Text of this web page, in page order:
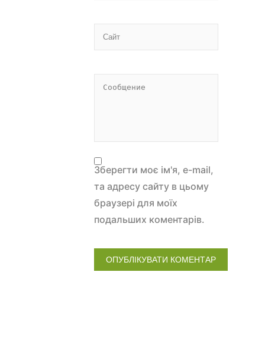
Зберегти моє ім'я, e-mail,
та адресу сайту в цьому
браузері для моїх
подальших коментарів.